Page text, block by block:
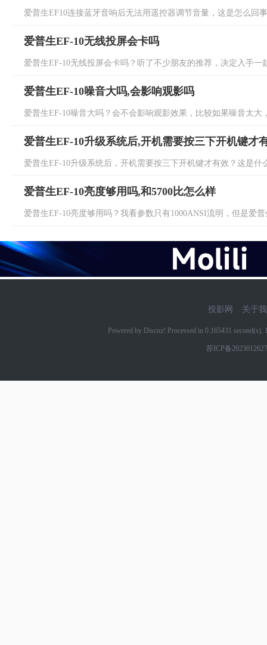
爱普生EF10连接蓝牙音响后无法用遥控器调节音量，这是怎么回
爱普生EF-10无线投屏会卡吗
爱普生EF-10无线投屏会卡吗？听了不少朋友的推荐，决定入手一
爱普生EF-10噪音大吗,会影响观影吗
爱普生EF-10噪音大吗？会不会影响观影效果，比较如果噪音太
爱普生EF-10升级系统后,开机需要按三下开机键才
爱普生EF-10升级系统后，开机需要按三下开机键才有效？这是
爱普生EF-10亮度够用吗,和5700比怎么样
爱普生EF-10亮度够用吗？我看参数只有1000ANSI流明，但是爱
投影网 关于
Powered by Discuz! Processed in 0.165431
苏ICP备